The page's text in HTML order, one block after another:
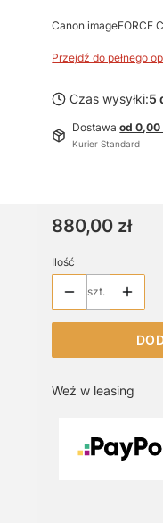
Canon imageFORCE
Przejdź do pełnego
Czas wysyłki:5
Dostawaod 0,00
Kurier Standard
Cena
880,00 zł
Ilość
szt.
Weź w leasing